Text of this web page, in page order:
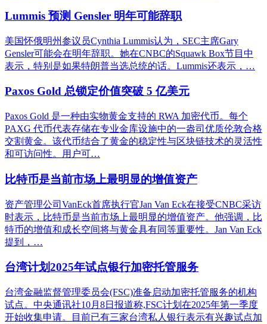
Lummis 预测 Gensler 明年可能辞职
美国怀俄明州参议员Cynthia Lummis认为，SEC主席Gary
Gensler可能会在明年辞职。她在CNBC的Squawk Box节目中
表示，特别是如果特朗普当选总统的话。Lummis还表示，…
Paxos Gold 总锁定价值突破 5 亿美元
Paxos Gold 是一种由实物黄金支持的 RWA 加密代币。每个
PAXG 代币代表存储在专业金库设施中的一盎司优质伦敦合格
交割黄金。该代币结合了黄金的稳定性与区块链技术的灵活性
和可访问性。用户可…
比特币是当前市场上最明显的增值资产
资产管理公司VanEck首席执行官Jan Van Eck在接受CNBC采访
时表示，比特币是当前市场上最明显的增值资产。他强调，比
特币的增值和成长空间将与黄金具有同等重要性。Jan Van Eck
提到，…
台湾计划2025年试点银行加密托管服务
台湾金融监督管理委员会(FSC)准备启动加密托管服务的机构
试点。中央通讯社10月8日报道称,FSC计划在2025年第一季度
开始收集申请。目前已有三家台湾私人银行表示有兴趣试点加